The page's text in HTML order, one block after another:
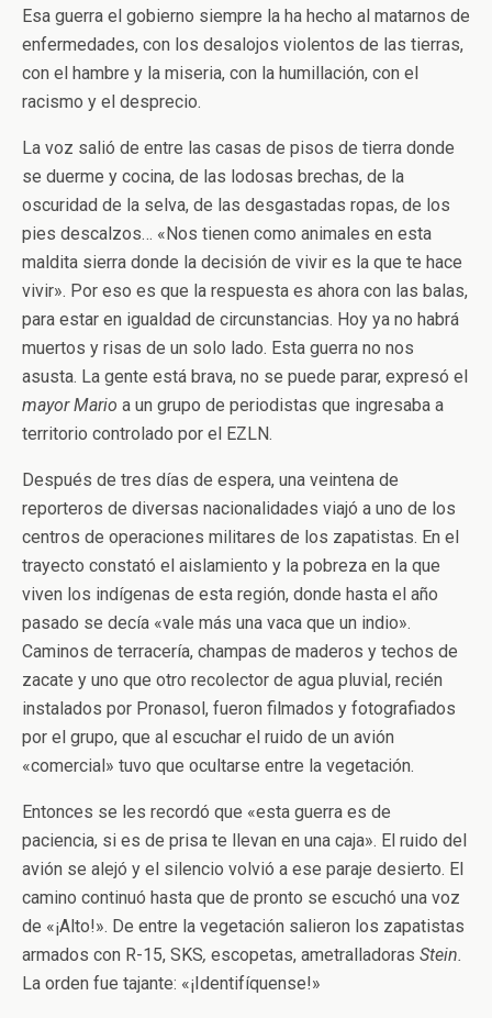
Esa guerra el gobierno siempre la ha hecho al matarnos de
enfermedades, con los desalojos violentos de las tierras,
con el hambre y la miseria, con la humillación, con el
racismo y el desprecio.
La voz salió de entre las casas de pisos de tierra donde
se duerme y cocina, de las lodosas brechas, de la
oscuridad de la selva, de las desgastadas ropas, de los
pies descalzos… «Nos tienen como animales en esta
maldita sierra donde la decisión de vivir es la que te hace
vivir». Por eso es que la respuesta es ahora con las balas,
para estar en igualdad de circunstancias. Hoy ya no habrá
muertos y risas de un solo lado. Esta guerra no nos
asusta. La gente está brava, no se puede parar, expresó el
mayor Mario a un grupo de periodistas que ingresaba a
territorio controlado por el EZLN.
Después de tres días de espera, una veintena de
reporteros de diversas nacionalidades viajó a uno de los
centros de operaciones militares de los zapatistas. En el
trayecto constató el aislamiento y la pobreza en la que
viven los indígenas de esta región, donde hasta el año
pasado se decía «vale más una vaca que un indio».
Caminos de terracería, champas de maderos y techos de
zacate y uno que otro recolector de agua pluvial, recién
instalados por Pronasol, fueron filmados y fotografiados
por el grupo, que al escuchar el ruido de un avión
«comercial» tuvo que ocultarse entre la vegetación.
Entonces se les recordó que «esta guerra es de
paciencia, si es de prisa te llevan en una caja». El ruido del
avión se alejó y el silencio volvió a ese paraje desierto. El
camino continuó hasta que de pronto se escuchó una voz
de «¡Alto!». De entre la vegetación salieron los zapatistas
armados con R-15, SKS, escopetas, ametralladoras Stein.
La orden fue tajante: «¡Identifíquense!»